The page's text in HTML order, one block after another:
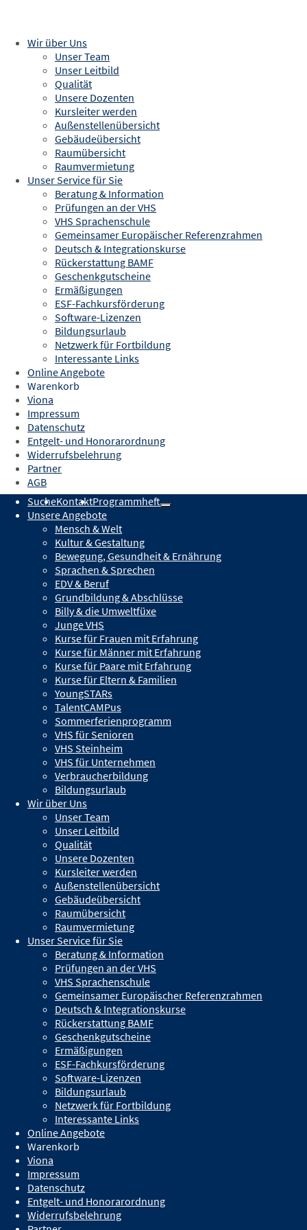
Wir über Uns
Unser Team
Unser Leitbild
Qualität
Unsere Dozenten
Kursleiter werden
Außenstellenübersicht
Gebäudeübersicht
Raumübersicht
Raumvermietung
Unser Service für Sie
Beratung & Information
Prüfungen an der VHS
VHS Sprachenschule
Gemeinsamer Europäischer Referenzrahmen
Deutsch & Integrationskurse
Rückerstattung BAMF
Geschenkgutscheine
Ermäßigungen
ESF-Fachkursförderung
Software-Lizenzen
Bildungsurlaub
Netzwerk für Fortbildung
Interessante Links
Online Angebote
Warenkorb
Viona
Impressum
Datenschutz
Entgelt- und Honorarordnung
Widerrufsbelehrung
Partner
AGB
SucheKontaktProgrammheft
Unsere Angebote
Mensch & Welt
Kultur & Gestaltung
Bewegung, Gesundheit & Ernährung
Sprachen & Sprechen
EDV & Beruf
Grundbildung & Abschlüsse
Billy & die Umweltfüxe
Junge VHS
Kurse für Frauen mit Erfahrung
Kurse für Männer mit Erfahrung
Kurse für Paare mit Erfahrung
Kurse für Eltern & Familien
YoungSTARs
TalentCAMPus
Sommerferienprogramm
VHS für Senioren
VHS Steinheim
VHS für Unternehmen
Verbraucherbildung
Bildungsurlaub
Wir über Uns
Unser Team
Unser Leitbild
Qualität
Unsere Dozenten
Kursleiter werden
Außenstellenübersicht
Gebäudeübersicht
Raumübersicht
Raumvermietung
Unser Service für Sie
Beratung & Information
Prüfungen an der VHS
VHS Sprachenschule
Gemeinsamer Europäischer Referenzrahmen
Deutsch & Integrationskurse
Rückerstattung BAMF
Geschenkgutscheine
Ermäßigungen
ESF-Fachkursförderung
Software-Lizenzen
Bildungsurlaub
Netzwerk für Fortbildung
Interessante Links
Online Angebote
Warenkorb
Viona
Impressum
Datenschutz
Entgelt- und Honorarordnung
Widerrufsbelehrung
Gebühr
Es kann ganz schnell gehen und Sie können Ihre eigenen
Wünsche nicht mehr mitteilen. Dann ist es wichtig, vorgesorgt zu
haben, damit Ihre Angehörigen wissen, was Ihnen am Herzen
In diesem Kurs erfahren Sie, woran Sie denken sollten und was
für den Krankheits- und Trauerfall geregelt werden muss.
Die Teilnehmenden erhalten kostenlose Unterlagen.
Kursort
Rieger am Markt, Raum 2.05
Am Wedelgraben 5
89522 Heidenheim
Kurstermine
Anzahl: 1
Datum
Uhrzeit
Datum
11.11.2026
14:30 - 16:30 Uhr
Am Wedelgraben 5, 2 Rieger am Markt, Raum 2.05
Download der Kurstermine
Dozent(en)
Elisabeth Kömm-Häfner
Weitere Kurse
BE302-961 -Selbsterfahrung mit Aikido für Erwachsene (ab 16
BE116-202 -Selbstbestimmt vorsorgen: Vorsorgevollmacht und
Patientenverfügung
BF116-202 -Selbstbestimmt vorsorgen: Vorsorgevollmacht und
Patientenverfügung
Stefanie Hägele
Weitere Kurse
BE116-202 -Selbstbestimmt vorsorgen: Vorsorgevollmacht und
Patientenverfügung
BF116-202 -Selbstbestimmt vorsorgen: Vorsorgevollmacht und
Patientenverfügung
Volkshochschule Heidenheim
Am Wedelgraben 5, 89522 Heidenheim
07321/327-4422
07321/327-4411
info@vhs-heidenheim.de